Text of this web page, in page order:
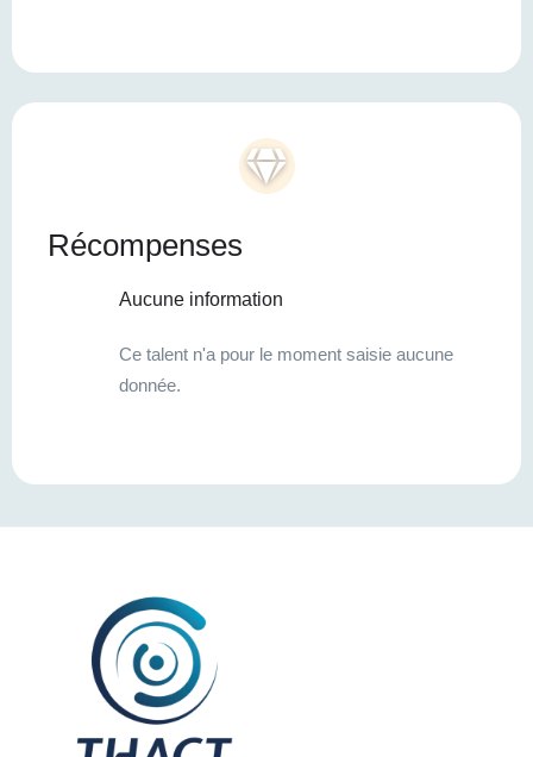
Récompenses
Aucune information
Ce talent n'a pour le moment saisie aucune
donnée.